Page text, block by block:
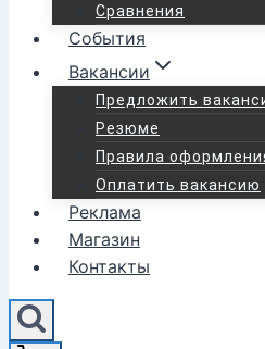
Сравнения
События
Вакансии
Предложить
Резюме
Правила
Оплатить вакансию
Реклама
Магазин
Контакты